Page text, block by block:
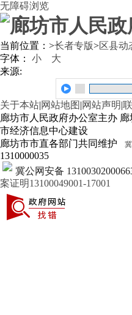
无障碍浏览
当前位置： >长者专版>区县动
字体： 小
大
来源:
关于本站|网站地图 |网站声明|
廊坊市人民政府办公室主办
市经济信息中心建设
廊坊市市直各部门共同维护
1310000035
冀公网安备
案证明13100049001-17001